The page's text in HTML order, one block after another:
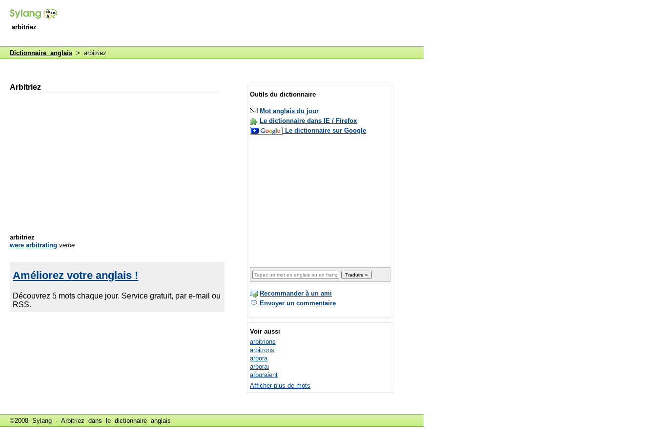
arbitriez
Dictionnaire anglais > arbitriez
Arbitriez
arbitriez
were arbitrating verbe
Outils du dictionnaire
Mot anglais du jour
Le dictionnaire dans IE / Firefox
Le dictionnaire sur Google
Recommander à un ami
Envoyer un commentaire
Voir aussi
arbitrions
arbitrons
arbora
arborai
arboraient
Afficher plus de mots
©2008 Sylang - Arbitriez dans le dictionnaire anglais